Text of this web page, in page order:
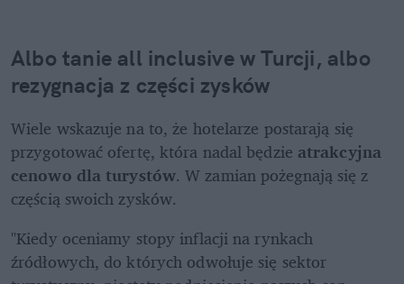
Albo tanie all inclusive w Turcji, albo
rezygnacja z części zysków
Wiele wskazuje na to, że hotelarze postarają się
przygotować ofertę, która nadal będzie atrakcyjna
cenowo dla turystów. W zamian pożegnają się z
częścią swoich zysków.
"Kiedy oceniamy stopy inflacji na rynkach
źródłowych, do których odwołuje się sektor